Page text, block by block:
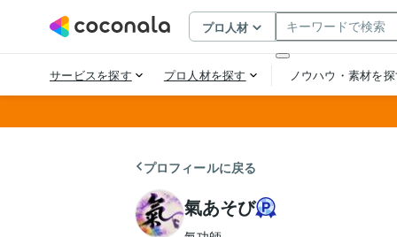
プロフィールに戻る
氣あそび